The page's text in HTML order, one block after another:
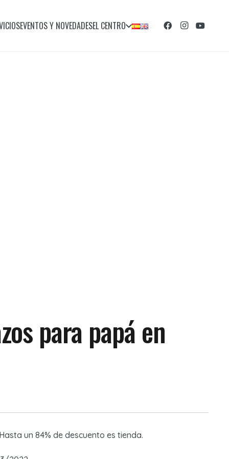
EVENTOS Y NOVEDADESEL CENTRO
para papá en
un 84% de descuento es tienda.